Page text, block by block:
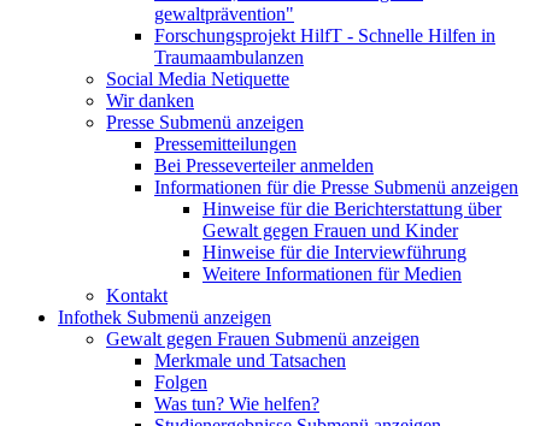
gewaltprävention"
Forschungsprojekt HilfT - Schnelle Hilfen in
Traumaambulanzen
Social Media Netiquette
Wir danken
Presse Submenü anzeigen
Pressemitteilungen
Bei Presseverteiler anmelden
Informationen für die Presse Submenü anzeigen
Hinweise für die Berichterstattung über
Gewalt gegen Frauen und Kinder
Hinweise für die Interviewführung
Weitere Informationen für Medien
Kontakt
Infothek Submenü anzeigen
Gewalt gegen Frauen Submenü anzeigen
Merkmale und Tatsachen
Folgen
Was tun? Wie helfen?